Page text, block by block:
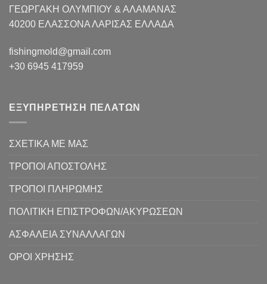
ΓΕΩΡΓΑΚΗ ΟΛΥΜΠΙΟΥ & ΑΛΑΜΑΝΑΣ
40200 ΕΛΑΣΣΟΝΑ ΛΑΡΙΣΑΣ EΛΛΑΔΑ
fishingmold@gmail.com
+30 6945 417959
ΕΞΥΠΗΡΕΤΗΣΗ ΠΕΛΑΤΩΝ
ΣΧΕΤΙΚΑ ΜΕ ΜΑΣ
ΤΡΟΠΟΙ ΑΠΟΣΤΟΛΗΣ
ΤΡΟΠΟΙ ΠΛΗΡΩΜΗΣ
ΠΟΛΙΤΙΚΗ ΕΠΙΣΤΡΟΦΩΝ/ΑΚΥΡΩΣΕΩΝ
ΑΣΦΑΛΕΙΑ ΣΥΝΑΛΛΑΓΩΝ
ΟΡΟΙ ΧΡΗΣΗΣ